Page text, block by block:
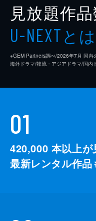
見放題作
U-NEXTとは
※GEM Partners調べ/2026年7⽉ 国内
海外ドラマ/韓流・アジアドラマ/国内
01
420,000 本以上が
最新レンタル作品